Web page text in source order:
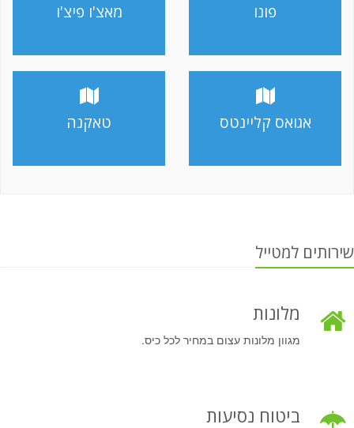
פונו מאצ'ו פיצ'ו
אגואס קליינטס טאקנה
שירותים למטייל
מלונות
מגוון מלונות עצום במחיר לכל כיס.
ביטוח נסיעות